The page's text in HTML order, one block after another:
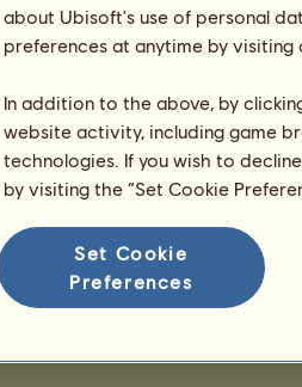
about Ubisoft's use of personal
preferences at anytime by
In addition to the above, by
website activity, including game
technologies. If you wish to
by visiting the “Set Cookie
Set Cookie
Preferences